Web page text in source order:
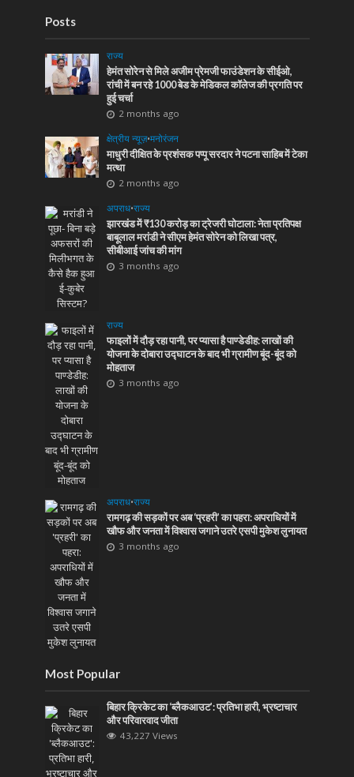
Posts
राज्य
हेमंत सोरेन से मिले अजीम प्रेमजी फाउंडेशन के सीईओ,
रांची में बन रहे 1000 बेड के मेडिकल कॉलेज की प्रगति पर
हुई चर्चा
2 months ago
क्षेत्रीय न्यूज़•मनोरंजन
माधुरी दीक्षित के प्रशंसक पप्पू सरदार ने पटना साहिब में टेका
मत्था
2 months ago
अपराध•राज्य
झारखंड में ₹130 करोड़ का ट्रेजरी घोटाला: नेता प्रतिपक्ष
बाबूलाल मरांडी ने सीएम हेमंत सोरेन को लिखा पत्र,
सीबीआई जांच की मांग
3 months ago
राज्य
फाइलों में दौड़ रहा पानी, पर प्यासा है पाण्डेडीह: लाखों की
योजना के दोबारा उद्घाटन के बाद भी ग्रामीण बूंद-बूंद को
मोहताज
3 months ago
अपराध•राज्य
रामगढ़ की सड़कों पर अब ‘प्रहरी’ का पहरा: अपराधियों में
खौफ और जनता में विश्वास जगाने उतरे एसपी मुकेश लुनायत
3 months ago
Most Popular
बिहार क्रिकेट का ‘ब्लैकआउट’: प्रतिभा हारी, भ्रष्टाचार
और परिवारवाद जीता
43,227 Views